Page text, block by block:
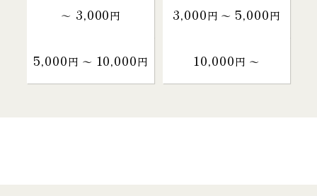
～ 3,000円 3,000円 〜 5,000円
5,000円 〜 10,000円 10,000円 〜